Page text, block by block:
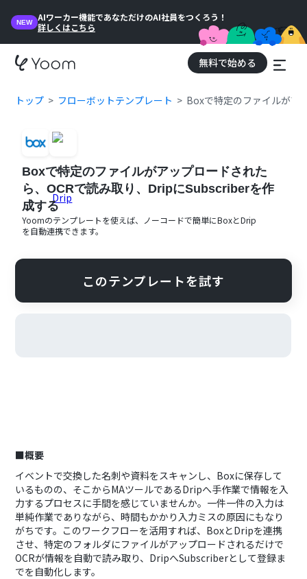
NEW
AIワーカー機能であなただけのAI社員をつくろう！
詳しくはこちら
無料で始める
トップ フローボットテンプレート Boxで特定のファイルがア
Boxで特定のファイルがアップロードされた
ら、OCRで読み取り、DripにSubscriberを作
成する
Yoomのテンプレートを使えば、ノーコードで簡単にBoxとDrip
を自動連携できます。
このテンプレートを試す
■概要
イベントで交換した名刺や資料をスキャンし、Boxに保存して
いるものの、そこからMAツールであるDripへ手作業で情報を入
力するプロセスに手間を感じていませんか。一件一件の入力は
単純作業でありながら、時間もかかり入力ミスの原因にもなり
がちです。このワークフローを活用すれば、BoxとDripを連携
させ、特定のフォルダにファイルがアップロードされるだけで
OCRが情報を自動で読み取り、DripへSubscriberとして登録ま
でを自動化します。